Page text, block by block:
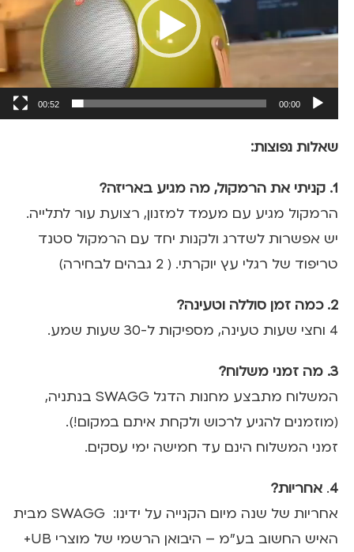
00:00
00:52
שאלות נפוצות:
1. קניתי את הרמקול, מה מגיע באריזה?
הרמקול מגיע עם מעמד למזנון, רצועת עור לתלייה.
יש אפשרות לשדרג ולקנות יחד עם הרמקול סטנד
טריפוד של רגלי עץ יוקרתי. ( 2 גבהים לבחירה)
2. כמה זמן סוללה וטעינה?
4 וחצי שעות טעינה, מספיקות ל-30 שעות שמע.
3. מה זמני משלוח?
המשלוח מתבצע מחנות הדגל SWAGG בנתניה,
(מוזמנים להגיע לרכוש ולקחת איתם במקום!).
זמני המשלוח הינם עד חמישה ימי עסקים.
4
. אחריות?
אחריות של שנה מיום הקנייה על ידינו: SWAGG מבית
האיש החשוב בע״מ – היבואן הרשמי של מוצרי UB+